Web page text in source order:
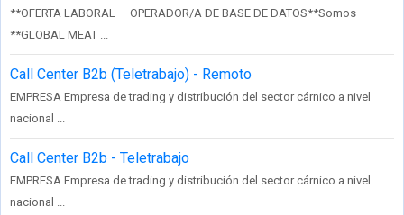
**OFERTA LABORAL — OPERADOR/A DE BASE DE DATOS**Somos
**GLOBAL MEAT ...
Call Center B2b (Teletrabajo) - Remoto
EMPRESA Empresa de trading y distribución del sector cárnico a nivel
nacional ...
Call Center B2b - Teletrabajo
EMPRESA Empresa de trading y distribución del sector cárnico a nivel
nacional ...